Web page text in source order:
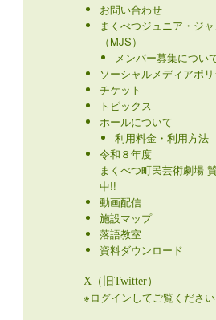
お問い合わせ
まくべつジュニア・ジ
（MJS）
メンバー募集につい
ソーシャルメディアポ
チケット
トピックス
ホールについて
利用料金・利用方法
令和８年度
まくべつ町民芸術劇場
中!!
動画配信
施設マップ
落語教室
資料ダウンロード
X（旧Twitter）
※ログインしてご覧ください